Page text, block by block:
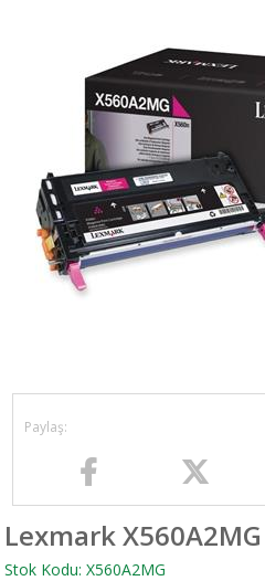
Lexmark X560A2MG
Stok Kodu: X560A2MG